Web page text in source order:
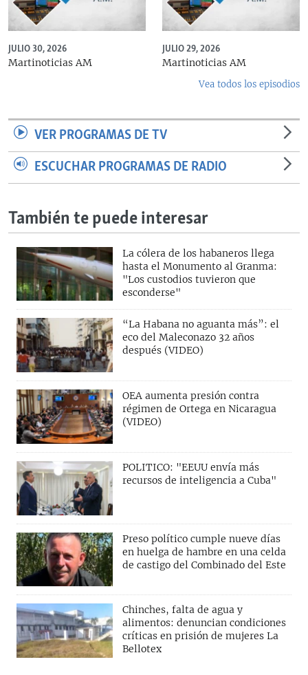
JULIO 30, 2026
Martinoticias AM
JULIO 29, 2026
Martinoticias AM
Vea todos los episodios
VER PROGRAMAS DE TV
ESCUCHAR PROGRAMAS DE RADIO
También te puede interesar
La cólera de los habaneros llega
hasta el Monumento al Granma:
"Los custodios tuvieron que
esconderse"
“La Habana no aguanta más”: el
eco del Maleconazo 32 años
después (VIDEO)
OEA aumenta presión contra
régimen de Ortega en Nicaragua
(VIDEO)
POLITICO: "EEUU envía más
recursos de inteligencia a Cuba"
Preso político cumple nueve días
en huelga de hambre en una celda
de castigo del Combinado del Este
Chinches, falta de agua y
alimentos: denuncian condiciones
críticas en prisión de mujeres La
Bellotex